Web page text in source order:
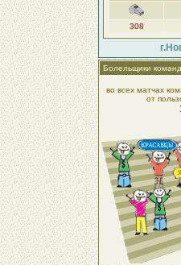
308
Болельщики
во всех матчах
от